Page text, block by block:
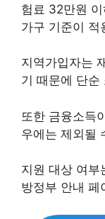
험료 32만원
가구 기준이 적
지역가입자는
기 때문에 단순
또한 금융소득
우에는 제외될
지원 대상 여부
방정부 안내 페